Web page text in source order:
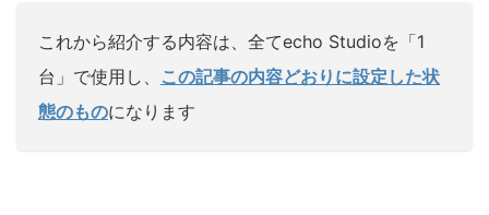
これから紹介する内容は、全てecho Studioを「1
台」で使用し、 この記事の内容どおりに設定した状
態のものになります